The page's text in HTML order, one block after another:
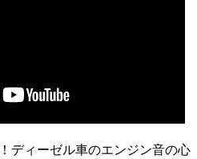
ディーゼル車のエンジン音の心